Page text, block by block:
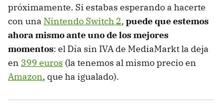
próximamente. Si estabas esperando a hacerte
con una Nintendo Switch 2, puede que estemos
ahora mismo ante uno de los mejores
momentos: el Día sin IVA de MediaMarkt la deja
en 399 euros (la tenemos al mismo precio en
Amazon, que ha igualado).